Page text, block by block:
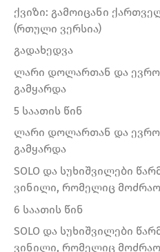
ქვიზი: გამოიცანი
(რთული ვერსია)
გადახედვა
ლარი დოლართან და
გამყარდა
5 საათის წინ
ლარი დოლართან და
გამყარდა
SOLO და სუხიშვილები
ვინილი, რომელიც
6 საათის წინ
SOLO და სუხიშვილები
ვინილი, რომელიც